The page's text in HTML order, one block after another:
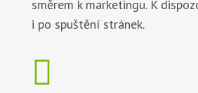
směrem k marketingu. K
i po spuštění stránek.
